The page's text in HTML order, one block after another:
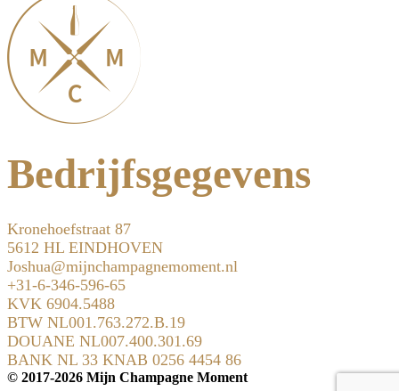
Bedrijfsgegevens
Kronehoefstraat 87
5612 HL EINDHOVEN
Joshua@mijnchampagnemoment.nl
+31-6-346-596-65
KVK 6904.5488
BTW NL001.763.272.B.19
DOUANE NL007.400.301.69
BANK NL 33 KNAB 0256 4454 86
© 2017-2026 Mijn Champagne Moment